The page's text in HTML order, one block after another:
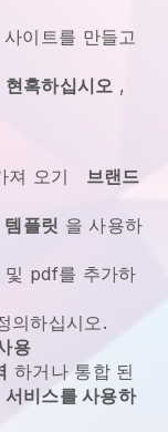
이트를 만들고
혹하십시오 ,
져 오기
브랜드
템플릿 을 사용하
및 pdf를 추가하
의하십시오.
용
하거나 통합 된
서비스를 사용하